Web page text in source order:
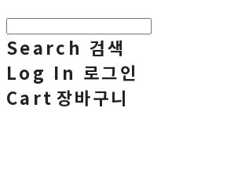
Search 검색
Log In 로그인
Cart 장바구니